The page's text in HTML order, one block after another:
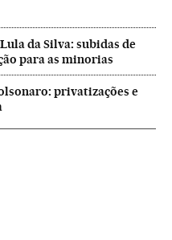
da Silva: subidas de
para as minorias
privatizações e